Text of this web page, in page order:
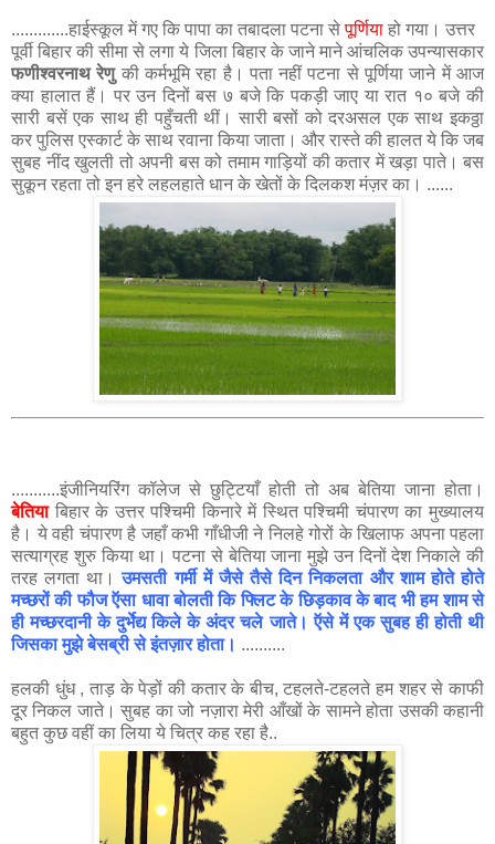
.............हाईस्कूल में गए कि पापा का तबादला पटना सेपूर्णिया हो गया। उत्तर
पूर्वी बिहार की सीमा से लगा ये जिला बिहार के जाने माने आंचलिक उपन्यासकार
फणीश्वरनाथ रेणुकी कर्मभूमि रहा है। पता नहीं पटना से पूर्णिया जाने में आज
क्या हालात हैं। पर उन दिनों बस ७ बजे कि पकड़ी जाए या रात १० बजे की
सारी बसें एक साथ ही पहुँचती थीं। सारी बसों को दरअसल एक साथ इकठ्ठा
कर पुलिस एस्कार्ट के साथ रवाना किया जाता। और रास्ते की हालत ये कि जब
सुबह नींद खुलती तो अपनी बस को तमाम गाड़ियों की कतार में खड़ा पाते। बस
सुकून रहता तो इन हरे लहलहाते धान के खेतों के दिलकश मंज़र का। ......
...........इंजीनियरिंग कॉलेज से छुट्टियाँ होती तो अब बेतिया जाना होता।
बेतियाबिहार के उत्तर पश्चिमी किनारे में स्थित पश्चिमी चंपारण का मुख्यालय
है। ये वही चंपारण है जहाँ कभी गाँधीजी ने निलहे गोरों के खिलाफ अपना पहला
सत्याग्रह शुरु किया था। पटना से बेतिया जाना मुझे उन दिनों देश निकाले की
तरह लगता था।उमसती गर्मी में जैसे तैसे दिन निकलता और शाम होते होते
मच्छरों की फौज ऍसा धावा बोलती कि फ्लिट के छिड़काव के बाद भी हम शाम से
ही मच्छरदानी के दुर्भेद्य किले के अंदर चले जाते। ऍसे में एक सुबह ही होती थी
जिसका मुझे बेसब्री से इंतज़ार होता। ..........
हलकी धुंध , ताड़ के पेड़ों की कतार के बीच, टहलते-टहलते हम शहर से काफी
दूर निकल जाते। सुबह का जो नज़ारा मेरी आँखों के सामने होता उसकी कहानी
बहुत कुछ वहीं का लिया ये चित्र कह रहा है..